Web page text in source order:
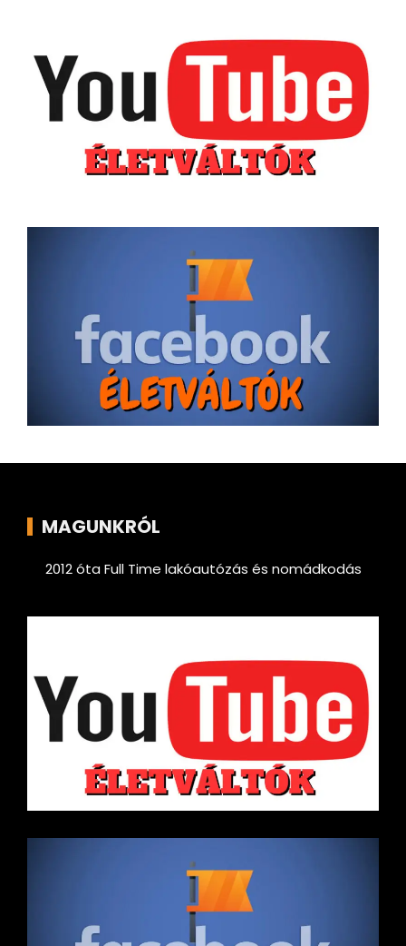
MAGUNKRÓL
2012 óta Full Time lakóautózás és nomádkodás